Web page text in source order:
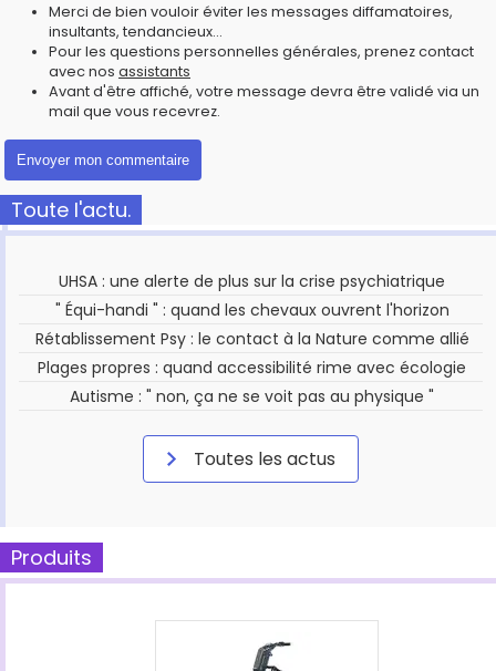
Merci de bien vouloir éviter les messages diffamatoires,
insultants, tendancieux...
Pour les questions personnelles générales, prenez contact
avec nos assistants
Avant d'être affiché, votre message devra être validé via un
mail que vous recevrez.
Toute l'actu.
UHSA : une alerte de plus sur la crise psychiatrique
" Équi-handi " : quand les chevaux ouvrent l'horizon
Rétablissement Psy : le contact à la Nature comme allié
Plages propres : quand accessibilité rime avec écologie
Autisme : " non, ça ne se voit pas au physique "
Toutes les actus
Produits